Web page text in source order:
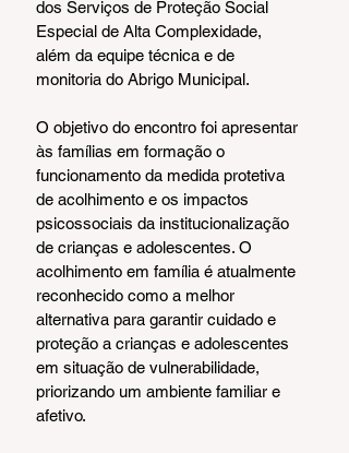
dos Serviços de Proteção Social
Especial de Alta Complexidade,
além da equipe técnica e de
monitoria do Abrigo Municipal.
O objetivo do encontro foi apresentar
às famílias em formação o
funcionamento da medida protetiva
de acolhimento e os impactos
psicossociais da institucionalização
de crianças e adolescentes. O
acolhimento em família é atualmente
reconhecido como a melhor
alternativa para garantir cuidado e
proteção a crianças e adolescentes
em situação de vulnerabilidade,
priorizando um ambiente familiar e
afetivo.